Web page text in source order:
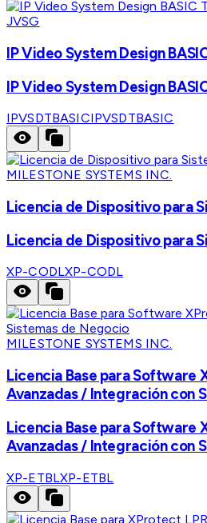
JVSG
IP Video System Design
IP Video System Design
IPVSDTBASICIPVSDTBASIC
MILESTONE SYSTEMS INC.
Licencia de Dispositivo para
Licencia de Dispositivo para
XP-CODLXP-CODL
MILESTONE SYSTEMS INC.
Licencia Base para Software
Avanzadas / Integración con
Licencia Base para Software
Avanzadas / Integración con
XP-ETBLXP-ETBL